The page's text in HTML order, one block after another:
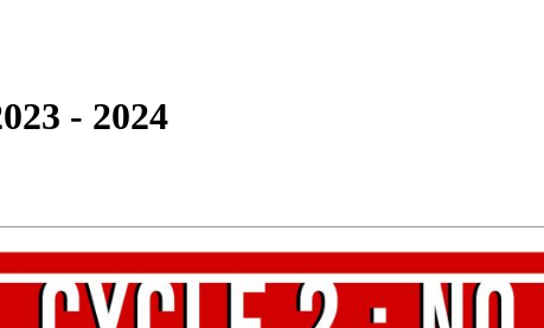
- 2024